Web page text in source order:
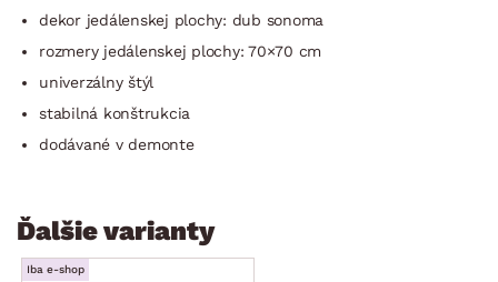
dekor jedálenskej plochy: dub sonoma
rozmery jedálenskej plochy: 70×70 cm
univerzálny štýl
stabilná konštrukcia
dodávané v demonte
Ďalšie varianty
Iba e-shop